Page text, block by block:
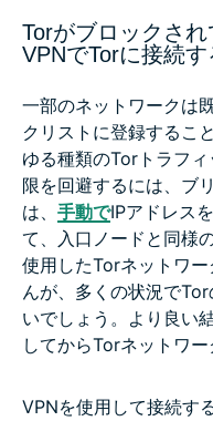
Torがブロックさ
VPNでTorに接続す
一部のネットワークは
クリストに登録するこ
ゆる種類のTorトラフ
限を回避するには、ブ
は、 手動でIPアドレス
て、入口ノードと同様
使用したTorネットワ
んが、多くの状況で
いでしょう。より良い
してからTorネットワー
VPNを使用して接続す